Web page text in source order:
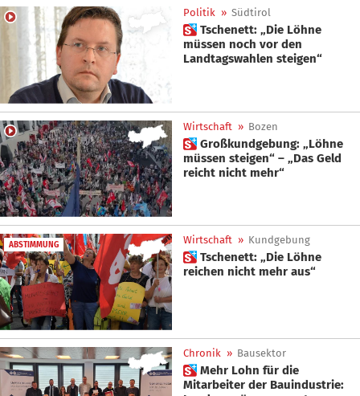
Politik » Südtirol
 Tschenett: „Die Löhne
müssen noch vor den
Landtagswahlen steigen“
Wirtschaft » Bozen
 Großkundgebung: „Löhne
müssen steigen“ – „Das Geld
reicht nicht mehr“
ABSTIMMUNG Wirtschaft » Kundgebung
 Tschenett: „Die Löhne
reichen nicht mehr aus“
Chronik » Bausektor
 Mehr Lohn für die
Mitarbeiter der Bauindustrie: